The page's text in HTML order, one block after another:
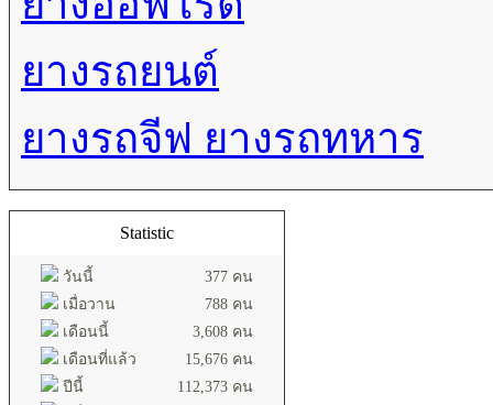
ยางรถยนต์
ยางรถจีฟ ยางรถทหาร
Statistic
วันนี้
377 คน
เมื่อวาน
788 คน
เดือนนี้
3,608 คน
เดือนที่แล้ว
15,676 คน
ปีนี้
112,373 คน